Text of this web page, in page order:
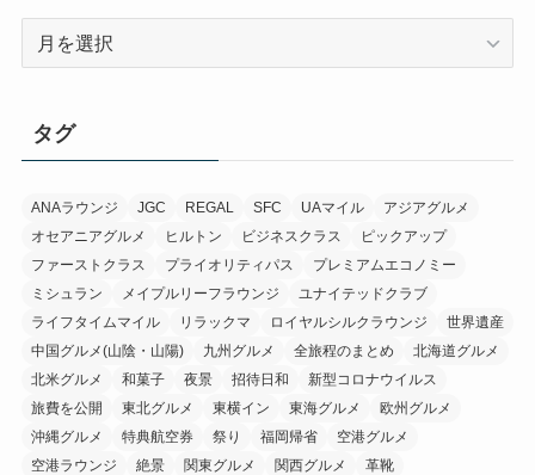
ブ
タグ
ANAラウンジ JGC REGAL SFC UAマイル
アジアグルメ
オセアニアグルメ
ヒルトン ビジネスクラス
ピックアップ
ファーストクラス
プライオリティパス
プレミアムエコノミー
ミシュラン
メイプルリーフラウンジ
ユナイテッドクラブ
ライフタイムマイル
リラックマ ロイヤルシルクラウンジ
世界遺産
中国グルメ(山陰・山陽)
九州グルメ 全旅程のまとめ
北海道グルメ
北米グルメ
和菓子 夜景 招待日和
新型コロナウイルス
旅費を公開
東北グルメ 東横イン 東海グルメ
欧州グルメ
沖縄グルメ
特典航空券 祭り 福岡帰省
空港グルメ
空港ラウンジ
絶景 関東グルメ 関西グルメ 革靴